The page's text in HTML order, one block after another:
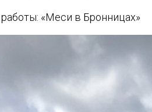
«Меси в Бронницах»